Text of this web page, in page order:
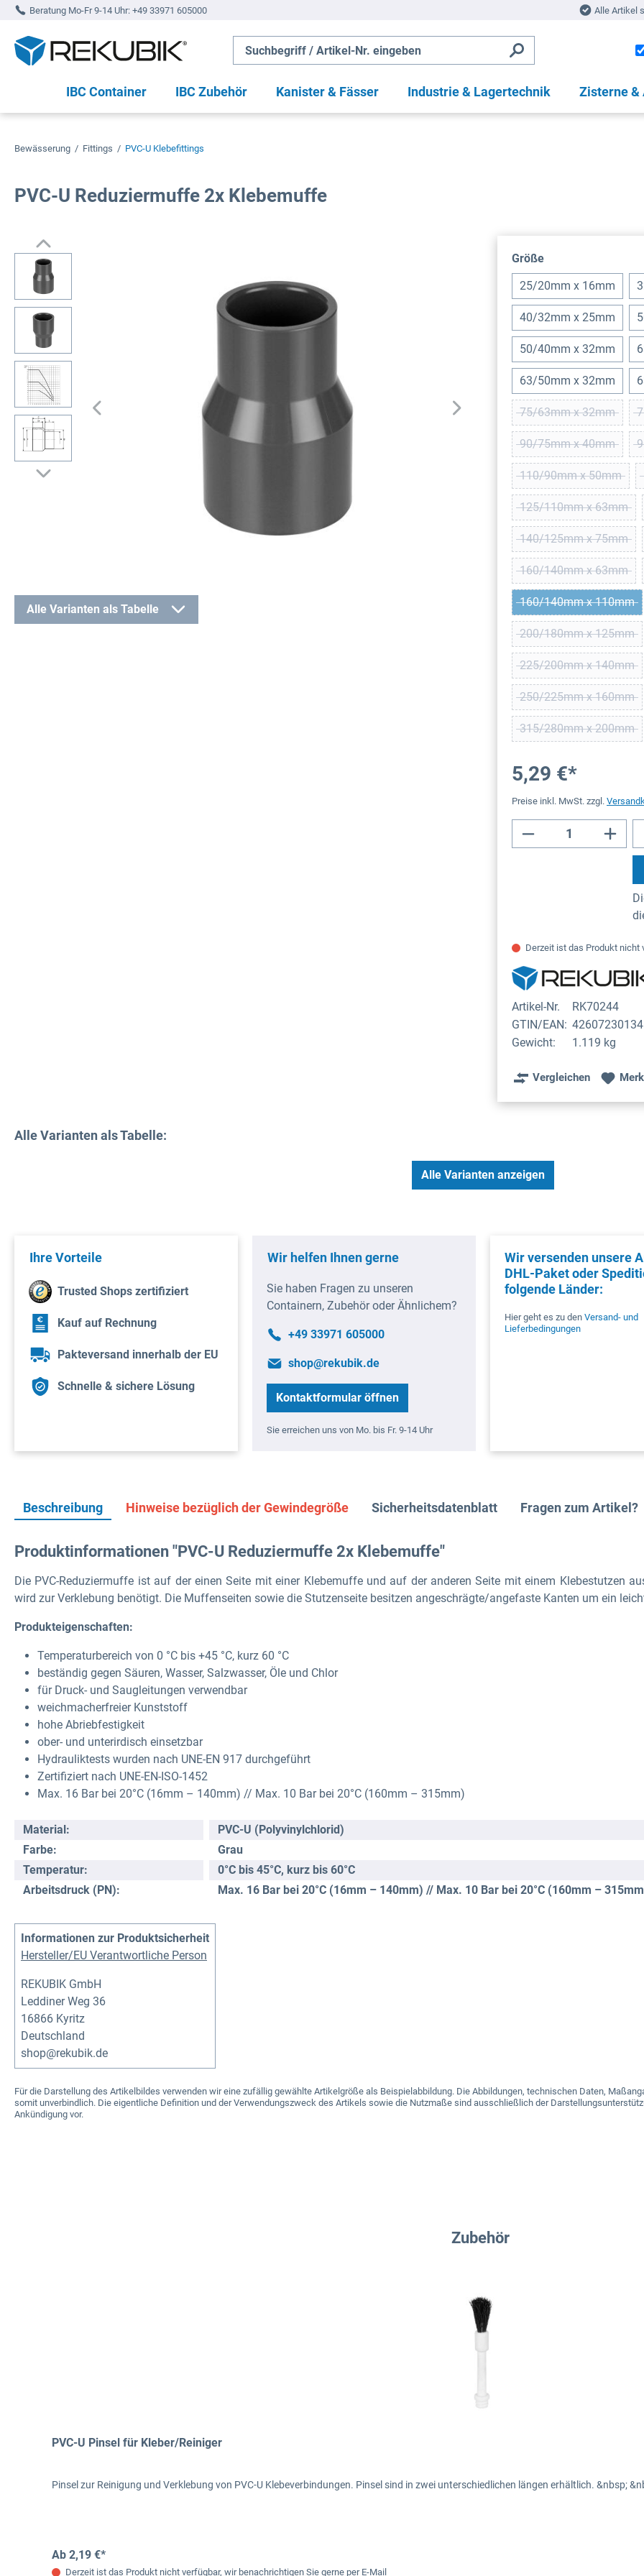
Zur Hauptnavigation springen
Beratung Mo-Fr 9-14 Uhr: +49 33971 605000 Alle Artikel
IBC Container IBC Zubehör Kanister & Fässer Industrie & Lagertechnik Zisterne &
Bewässerung / Fittings / PVC-U Klebefittings
PVC-U Reduziermuffe 2x Klebemuffe
Alle Varianten als Tabelle
Größeauswählen
25/20mm x 16mm
40/32mm x 25mm
50/40mm x 32mm
63/50mm x 32mm
75/63mm x 32mm
(Diese Option
90/75mm x 40mm
(Diese Option
110/90mm x 50mm
(Diese Option
125/110mm x 63mm
(Diese Option
140/125mm x 75mm
(Diese Option
160/140mm x 63mm
(Diese Option
160/140mm x 110mm
(Diese Option
200/180mm x 125mm
(Diese Option
225/200mm x 140mm
(Diese Option
250/225mm x 160mm
(Diese Option
315/280mm x 200mm
(Diese Option
5,29 €*
Preise inkl. MwSt. zzgl.
Derzeit ist das Produkt nicht
Artikel-Nr.
RK70244
GTIN/EAN:
Gewicht:
1.119 kg
Vergleichen
Alle Varianten als Tabelle:
Alle Varianten anzeigen
Ihre Vorteile
Trusted Shops zertifiziert
Kauf auf Rechnung
Pakteversand innerhalb der EU
Schnelle & sichere Lösung
Wir helfen Ihnen gerne
Sie haben Fragen zu unseren
Containern, Zubehör oder Ähnlichem?
+49 33971 605000
shop@rekubik.de
Kontaktformular öffnen
Sie erreichen uns von Mo. bis Fr. 9-14 Uhr
Wir versenden unsere
DHL-Paket oder
folgende Länder:
Hier geht es zu den Versand- und
Lieferbedingungen
Beschreibung Hinweise bezüglich der Gewindegröße Sicherheitsdatenblatt Fragen zum Artikel?
Produktinformationen "PVC-U Reduziermuffe 2x Klebemuffe"
Die PVC-Reduziermuffe ist auf der einen Seite mit einer Klebemuffe und auf der anderen Seite mit einem Klebestutzen
wird zur Verklebung benötigt. Die Muffenseiten sowie die Stutzenseite besitzen angeschrägte/angefaste Kanten um ein
Produkteigenschaften:
Temperaturbereich von 0 °C bis +45 °C, kurz 60 °C
beständig gegen Säuren, Wasser, Salzwasser, Öle und Chlor
für Druck- und Saugleitungen verwendbar
weichmacherfreier Kunststoff
hohe Abriebfestigkeit
ober- und unterirdisch einsetzbar
Hydrauliktests wurden nach UNE-EN 917 durchgeführt
Zertifiziert nach UNE-EN-ISO-1452
Max. 16 Bar bei 20°C (16mm – 140mm) // Max. 10 Bar bei 20°C (160mm – 315mm)
Material:
PVC-U (Polyvinylchlorid)
Farbe:
Grau
Temperatur:
0°C bis 45°C, kurz bis 60°C
Arbeitsdruck (PN):
Max. 16 Bar bei 20°C (16mm – 140mm) // Max. 10 Bar bei 20°C (160mm –
Informationen zur Produktsicherheit
Hersteller/EU Verantwortliche Person
REKUBIK GmbH
Leddiner Weg 36
16866 Kyritz
Deutschland
shop@rekubik.de
Für die Darstellung des Artikelbildes verwenden wir eine zufällig gewählte Artikelgröße als Beispielabbildung. Die Abbildungen, technischen Daten,
somit unverbindlich. Die eigentliche Definition und der Verwendungszweck des Artikels sowie die Nutzmaße sind ausschließlich der
Ankündigung vor.
Zubehör
PVC-U Pinsel für Kleber/Reiniger
Pinsel zur Reinigung und Verklebung von PVC-U Klebeverbindungen. Pinsel sind in zwei unterschiedlichen längen erhältlich. &nbsp;
Ab 2,19 €*
Derzeit ist das Produkt nicht verfügbar, wir benachrichtigen Sie gerne per E-Mail